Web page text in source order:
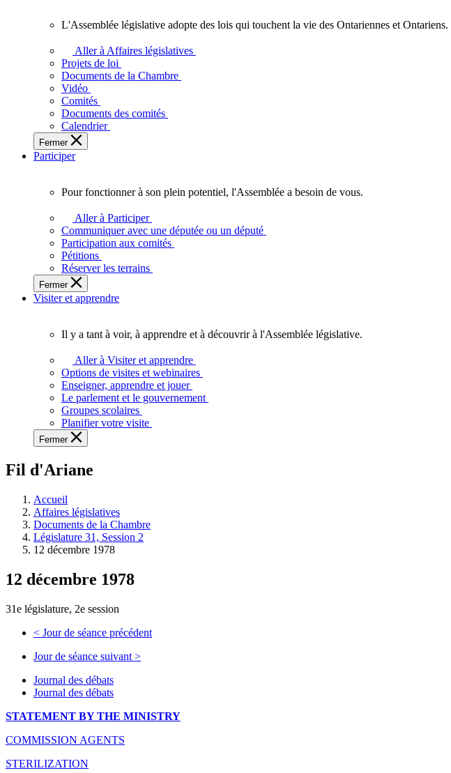
l'Ontario.
législative
adopte
touchent
vie
des
Ontariennes
Ontariens.
L'Assemblée législative adopte des lois qui touchent la vie des Ontariennes et Ontariens.
Aller à Affaires législatives
Projets de loi
Documents de la Chambre
Vidéo
Comités
Documents des comités
Calendrier
Fermer
Participer
fonctionner
plein
potentiel,
l'Assemblée
a
besoin
Pour fonctionner à son plein potentiel, l'Assemblée a besoin de vous.
Aller à Participer
Communiquer avec une députée ou un député
Participation aux comités
Pétitions
Réserver les terrains
Fermer
Visiter et apprendre
voir,
apprendre
et
découvrir
l'Assemblée
législative.
Il y a tant à voir, à apprendre et à découvrir à l'Assemblée législative.
Aller à Visiter et apprendre
Options de visites et webinaires
Enseigner, apprendre et jouer
Le parlement et le gouvernement
Groupes scolaires
Planifier votre visite
Fermer
Fil d'Ariane
Accueil
Affaires législatives
Documents de la Chambre
Législature 31, Session 2
12 décembre 1978
12 décembre 1978
31e législature, 2e session
< Jour de séance précédent
Jour de séance suivant >
Journal des débats
Journal des débats
STATEMENT BY THE MINISTRY
COMMISSION AGENTS
STERILIZATION